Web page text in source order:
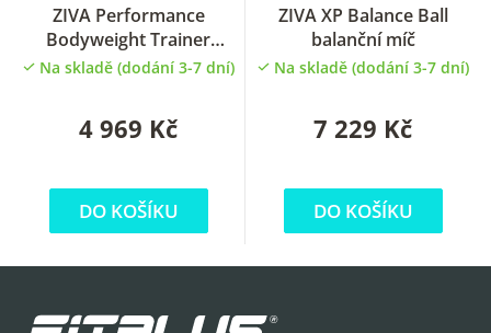
ZIVA Performance
Bodyweight Trainer
závěsný posilovací systém
Na skladě (dodání 3-7 dní)
4 969 Kč
DO KOŠÍKU
ZIVA XP Balance Ball
balanční míč
Na skladě (dodání 3-7 dní)
7 229 Kč
DO KOŠÍKU